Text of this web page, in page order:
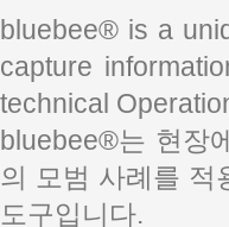
bluebee® is a
capture
technical
bluebee®는 현장
의 모범 사례를 적
도구입니다.